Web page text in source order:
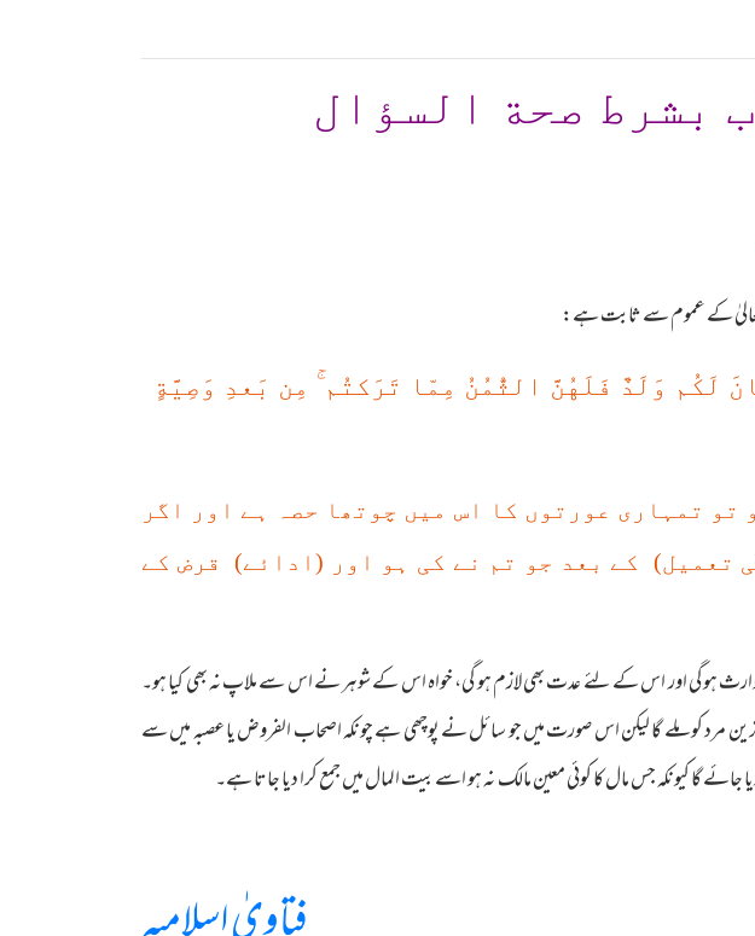
بشرط صحة السؤال
کے عموم سے ثابت ہے:
لَكُم وَلَدٌ فَلَهُنَّ الثُّمُنُ مِمّا تَرَ‌كتُمۚ مِن بَعدِ وَصِيَّةٍ
تو تمہاری عورتوں کا اس میں چوتھا حصہ ہے اور اگر
تعمیل) کے بعد جو تم نے کی ہو اور (ادائے) قرض کے
ہو گی اور اس کے لئے عدت بھی لازم ہو گی، خواہ اس کے شوہر نے اس سے ملاپ نہ بھی کیا ہو۔
مرد کو ملے گا لیکن اس صورت میں جو سائل نے پوچھی ہے چونکہ اصحاب الفروض یا عصبہ میں سے
گا کیونکہ جس مال کا کوئی معین مالک نہ ہو اسے بیت المال میں جمع کرا دیا جاتا ہے۔